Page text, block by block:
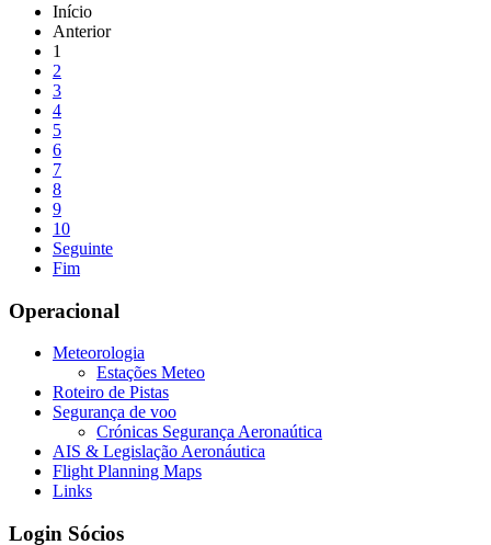
Início
Anterior
1
2
3
4
5
6
7
8
9
10
Seguinte
Fim
Operacional
Meteorologia
Estações Meteo
Roteiro de Pistas
Segurança de voo
Crónicas Segurança Aeronaútica
AIS & Legislação Aeronáutica
Flight Planning Maps
Links
Login Sócios